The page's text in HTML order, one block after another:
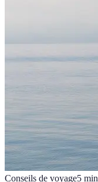
Conseils de voyage5 min